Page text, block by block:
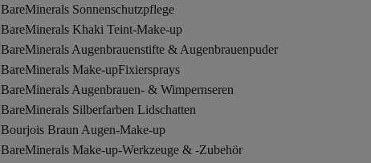
BareMinerals Sonnenschutzpflege
BareMinerals Khaki Teint-Make-up
BareMinerals Augenbrauenstifte & Augenbrauenpuder
BareMinerals Make-upFixiersprays
BareMinerals Augenbrauen- & Wimpernseren
BareMinerals Silberfarben Lidschatten
Bourjois Braun Augen-Make-up
BareMinerals Make-up-Werkzeuge & -Zubehör